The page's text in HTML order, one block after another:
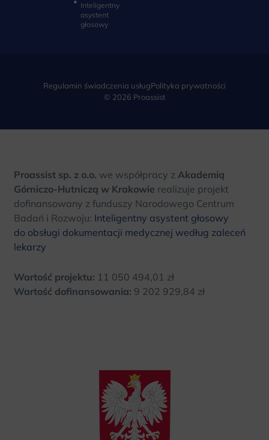
Inteligentny
asystent
głosowy
Regulamin świadczenia usługPolityka prywatności
© 2026 Proassist
Proassist sp. z o.o. we współpracy z Akademią
Górniczo-Hutniczą w Krakowie realizuje projekt
dofinansowany z funduszy Narodowego Centrum
Badań i Rozwoju: Inteligentny asystent głosowy
do obsługi dokumentacji medycznej według zaleceń
lekarzy
Wartość projektu: 11 050 494,01 zł
Wartość dofinansowania: 9 202 929,84 zł